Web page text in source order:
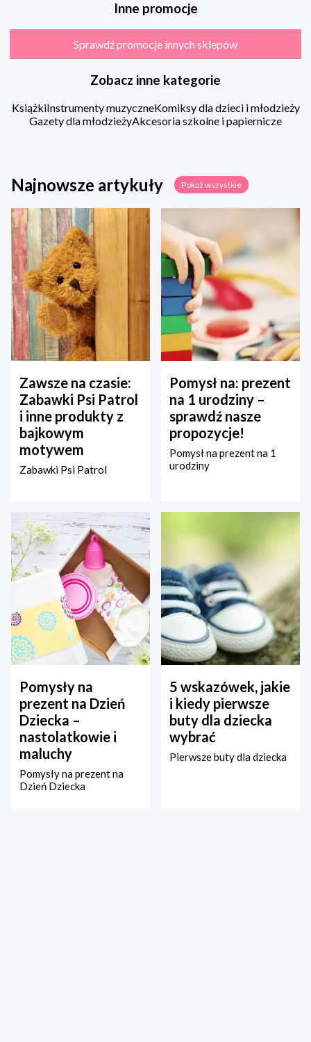
Inne promocje
Sprawdź promocje innych sklepów
Zobacz inne kategorie
KsiążkiInstrumenty muzyczneKomiksy dla dzieci i młodzieży
Gazety dla młodzieżyAkcesoria szkolne i papiernicze
Najnowsze artykuły Pokaż wszystkie
Zawsze na czasie:
Zabawki Psi Patrol
i inne produkty z
bajkowym
motywem
Zabawki Psi Patrol
Pomysł na: prezent
na 1 urodziny –
sprawdź nasze
propozycje!
Pomysł na prezent na 1
urodziny
Pomysły na
prezent na Dzień
Dziecka –
nastolatkowie i
maluchy
Pomysły na prezent na
Dzień Dziecka
5 wskazówek, jakie
i kiedy pierwsze
buty dla dziecka
wybrać
Pierwsze buty dla dziecka